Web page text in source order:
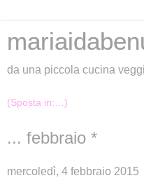
da una piccola cucina
... febbraio *
mercoledì, 4 febbraio 2015